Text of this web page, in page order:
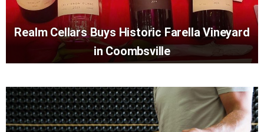
Realm Cellars Buys Historic Farella Vineyard
in Coombsville